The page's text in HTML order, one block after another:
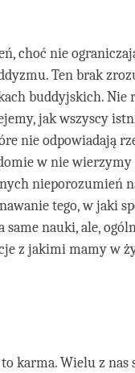
choć nie
Ten brak
buddyjskich. Nie
jak wszyscy
nie odpowiadają
w nie wierzymy
nieporozumień
tego, w jaki
nauki, ale,
z jakimi mamy w
karma. Wielu z nas